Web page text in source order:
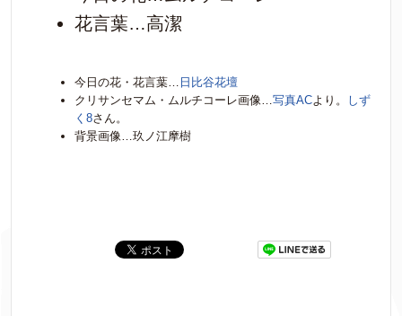
花言葉…高潔
今日の花・花言葉… 日比谷花壇
クリサンセマム・ムルチコーレ画像…写真ACより。
しず
く8さん。
背景画像…玖ノ江摩樹